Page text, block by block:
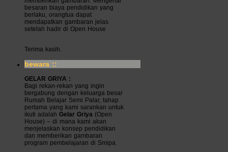
besaran biaya pendidikan yang
berlaku, orangtua dapat
mendapatkan gambaran jelas
setelah hadir di Open House
Terima kasih.
bewara ::
GELAR GRIYA :
Bagi rekan-rekan yang ingin
bergabung dengan keluarga besar
Rumah Belajar Semi Palar, tahap
pertama yang kami sarankan untuk
ikuti adalah Gelar Griya (Open
House) – di mana kami akan
menjelaskan konsep pendidikan
dan memberikan gambaran
program pembelajaran di Smipa.